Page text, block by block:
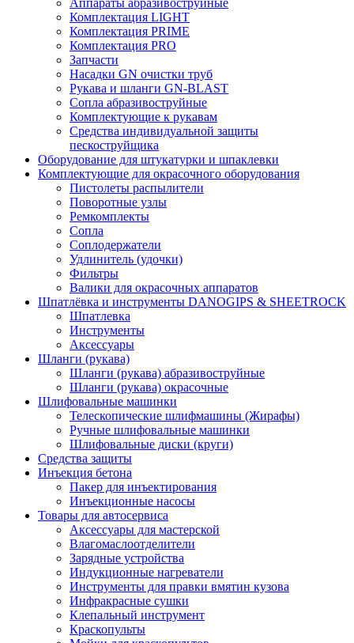
Комплектация LIGHT
Комплектация PRIME
Комплектация PRO
Запчасти
Насадки GN очистки труб
Рукава и шланги GN-BLAST
Сопла абразивоструйные
Комплектующие к рукавам
Средства индивидуальной защиты
пескоструйщика
Оборудование для штукатурки и шпаклевки
Комплектующие для окрасочного оборудования
Пистолеты распылители
Поворотные узлы
Ремкомплекты
Сопла
Соплодержатели
Удлинитель (удочки)
Фильтры
Валики для окрасочных аппаратов
Шпатлёвка и инструменты DANOGIPS & SHEETROCK
Шпатлевка
Инструменты
Аксессуары
Шланги (рукава)
Шланги (рукава) абразивоструйные
Шланги (рукава) окрасочные
Шлифовальные машинки
Телескопические шлифмашины (Жирафы)
Ручные шлифовальные машинки
Шлифовальные диски (круги)
Средства защиты
Инъекция бетона
Пакер для инъектирования
Инъекционные насосы
Товары для автосервиса
Аксессуары для мастерской
Влагомаслоотделители
Зарядные устройства
Индукционные нагреватели
Инструменты для правки вмятин кузова
Инфракрасные сушки
Клепальный инструмент
Краскопульты